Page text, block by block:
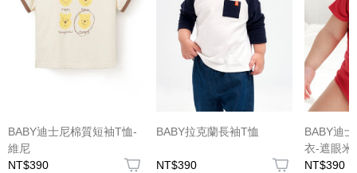
BABY迪士尼棉質短袖T恤-
維尼
NT$390
BABY拉克蘭長袖T恤
NT$390
BABY迪
衣-遮眼米
NT$390